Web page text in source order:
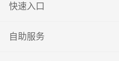
快速入口
自助服务